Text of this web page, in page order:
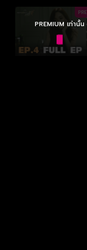
PREMIUM เท่านั้น